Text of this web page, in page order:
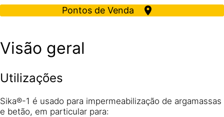
Pontos de Venda
Visão geral
Utilizações
Sika®-1 é usado para impermeabilização de argamassas
e betão, em particular para: